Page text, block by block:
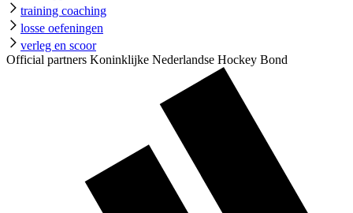
training coaching
losse oefeningen
verleg en scoor
Official partners Koninklijke Nederlandse Hockey Bond